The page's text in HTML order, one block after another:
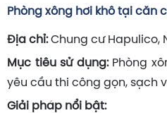
Phòng xông hơi khô tại căn
Địa chỉ:Chung cư Hapulico,
Mục tiêu sử dụng:Phòng
yêu cầu thi công gọn, sạch
Giải pháp nổi bật: